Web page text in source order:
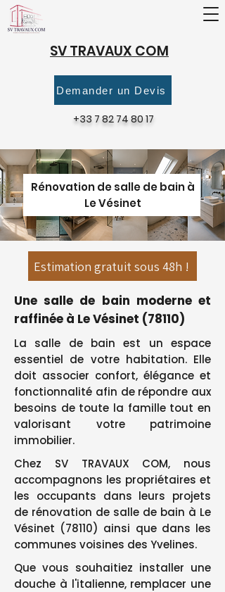
SV TRAVAUX COM
Demander un Devis
+33 7 82 74 80 17
Rénovation de salle de bain à
Le Vésinet
Estimation gratuit sous 48h !
Une salle de bain moderne et
raffinée à Le Vésinet (78110)
La salle de bain est un espace
essentiel de votre habitation. Elle
doit associer confort, élégance et
fonctionnalité afin de répondre aux
besoins de toute la famille tout en
valorisant votre patrimoine
immobilier.
Chez SV TRAVAUX COM, nous
accompagnons les propriétaires et
les occupants dans leurs projets
de rénovation de salle de bain à Le
Vésinet (78110) ainsi que dans les
communes voisines des Yvelines.
Que vous souhaitiez installer une
douche à l'italienne, remplacer une